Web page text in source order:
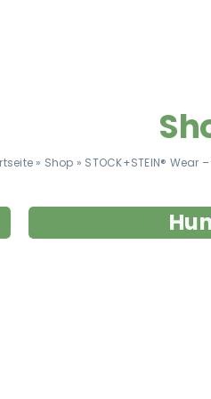
» Shop » STOCK+STEIN®